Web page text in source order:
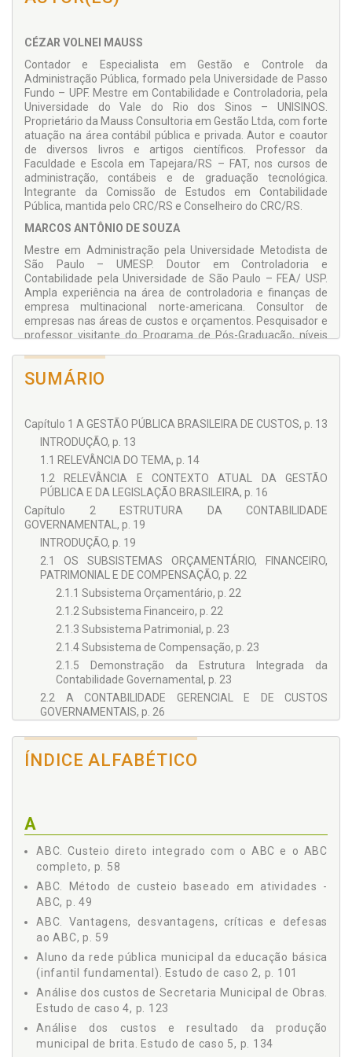
não financeiros do desempenho das atividades rela­cionadas
aos serviços públicos. Na essência, coloca em execução
prática diversos modelos que possibilitam ao gestor público e
outros órgãos relacionados (como os tribunais de contas e
STN) cumprir algumas das atribuições que lhes são
atividades pela legislação específica.
CÉZAR VOLNEI MAUSS
Contador e Especialista em Gestão e Controle da
Administração Pública, formado pela Universidade de Passo
Fundo – UPF. Mestre em Contabilidade e Controladoria, pela
Universidade do Vale do Rio dos Sinos – UNISINOS.
Proprietário da Mauss Consultoria em Gestão Ltda, com forte
atuação na área contábil pública e privada. Autor e coautor
de diversos livros e artigos científicos. Profes­sor da
Faculdade e Escola em Tapejara/RS – FAT, nos cursos de
administração, contábeis e de graduação tecnológica.
Integrante da Comissão de Estudos em Contabilidade
Pública, mantida pelo CRC/RS e Conselheiro do CRC/RS.
MARCOS ANTÔNIO DE SOUZA
Mestre em Administração pela Universidade Metodista de
São Paulo – UMESP. Doutor em Controladoria e
Contabilidade pela Univer­sidade de São Paulo – FEA/ USP.
Ampla experiência na área de controladoria e fi­nanças de
empresa multi­nacional norte-americana. Consultor de
empresas nas áreas de custos e orçamen­tos. Pesquisador e
professor visitante do Programa de Pós-Graduação, níveis
SUMÁRIO
Capítulo 1 A GESTÃO PÚBLICA BRASILEIRA DE CUSTOS, p. 13
INTRODUÇÃO, p. 13
1.1 RELEVÂNCIA DO TEMA, p. 14
1.2 RELEVÂNCIA E CONTEXTO ATUAL DA GESTÃO
PÚBLICA E DA LEGISLAÇÃO BRASILEIRA, p. 16
Capítulo 2 ESTRUTURA DA CONTABILIDADE
GOVERNAMENTAL, p. 19
INTRODUÇÃO, p. 19
2.1 OS SUBSISTEMAS ORÇAMENTÁRIO, FINANCEIRO,
PATRIMONIAL E DE COMPENSAÇÃO, p. 22
2.1.1 Subsistema Orçamentário, p. 22
2.1.2 Subsistema Financeiro, p. 22
2.1.3 Subsistema Patrimonial, p. 23
2.1.4 Subsistema de Compensação, p. 23
2.1.5 Demonstração da Estrutura Integrada da
Contabilidade Governamental, p. 23
2.2 A CONTABILIDADE GERENCIAL E DE CUSTOS
GOVERNAMENTAIS, p. 26
Custos, p. 29
2.2.2 Subsistema de Custos Integrado à Contabilidade
Capítulo 3 SISTEMA DE CUSTOS APLICADO ÀS ENTIDADES
INTRODUÇÃO, p. 37
3.1 MÉTODO DE CUSTEIO POR ABSORÇÃO TRADICIONAL,
p. 40
3.1.1 Vantagens, Desvantagens, Críticas e Defesas do
Método de Custeio por Absorção, p. 42
3.2 MÉTODOS DE CUSTEIO DIRETO E CUSTEIO VARIÁVEL:
ABORDAGEM GERAL, p. 43
3.2.1 Método de Custeio Direto, p. 45
3.2.2 Método de Custeio Variável, p. 47
3.2.3 Vantagens, Desvantagens, Críticas e Defesas aos
Métodos de Custeio Direto e Variável, p. 47
3.3 MÉTODO DE CUSTEIO BASEADO EM ATIVIDADES -
ÍNDICE ALFABÉTICO
A
ABC. Custeio direto integrado com o ABC e o ABC
completo, p. 58
ABC. Método de custeio baseado em atividades -
ABC, p. 49
ABC. Vantagens, desvantagens, críticas e defesas
ao ABC, p. 59
Aluno da rede pública municipal da educação básica
(infantil fundamental). Estudo de caso 2, p. 101
Análise dos custos de Secretaria Municipal de Obras.
Estudo de caso 4, p. 123
Análise dos custos e resultado da produção
municipal de brita. Estudo de caso 5, p. 134